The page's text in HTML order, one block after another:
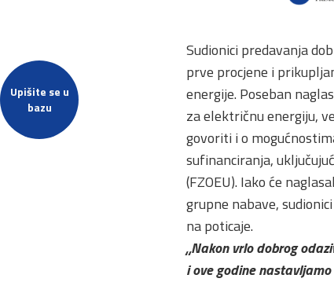
Upišite se u
bazu
Sudionici predavanja
prve procjene i
energije. Poseban
za električnu energiju,
govoriti i o
sufinanciranja,
(FZOEU). Iako će
grupne nabave,
na poticaje.
„Nakon vrlo dobrog
i ove godine